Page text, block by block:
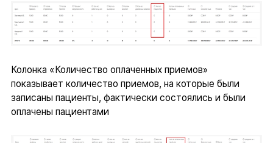
Колонка «Количество оплаченных приемов»
показывает количество приемов, на которые были
записаны пациенты, фактически состоялись и были
оплачены пациентами